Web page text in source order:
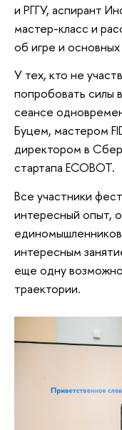
и РГГУ, аспирант
мастер-класс и
об игре и основных
У тех, кто не
попробовать силы
сеансе
Буцем, мастером
директором в
стартапа ECOBOT.
Все участники
интересный опыт,
интересным
еще одну
траектории.